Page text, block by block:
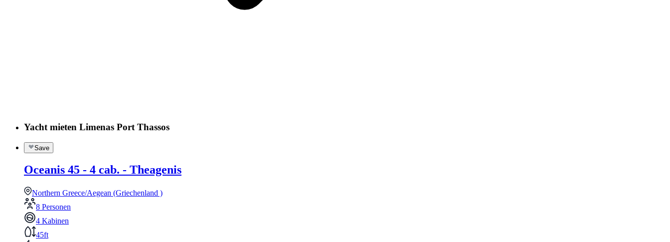
Yacht mieten Limenas Port Thassos
Save
Oceanis 45 - 4 cab. - Theagenis
Northern Greece/Aegean (Griechenland )
8 Personen
4 Kabinen
45ft